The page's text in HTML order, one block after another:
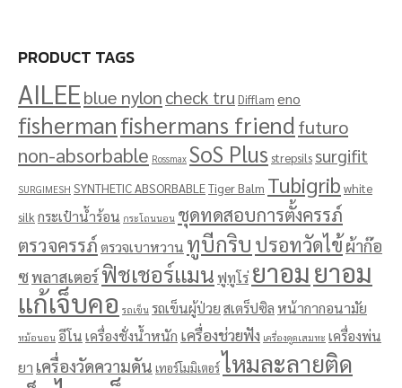
PRODUCT TAGS
AILEEblue nylon check tru Difflam eno
fishermanfishermans friend futuro
non-absorbable Rossmax SoS Plus strepsils surgifit
SURGIMESH SYNTHETIC ABSORBABLETiger Balm Tubigrib white
silk กระเป๋าน้ำร้อน กระโถนนอน ชุดทดสอบการตั้งครรภ์
ตรวจครรภ์ตรวจเบาหวาน ทูบีกริบ ปรอทวัดไข้ผ้าก๊อ
ซพลาสเตอร์ฟิชเชอร์แมนฟูทูโร่ ยาอมยาอม
แก้เจ็บคอ รถเข็น รถเข็นผู้ป่วยสเตร็ปซิลหน้ากากอนามัย
หม้อนอน อีโนเครื่องชั่งน้ำหนัก เครื่องช่วยฟัง เครื่องดูดเสมหะ เครื่องพ่น
ยา เครื่องวัดความดัน เทอร์โมมิเตอร์ไหมละลายติด